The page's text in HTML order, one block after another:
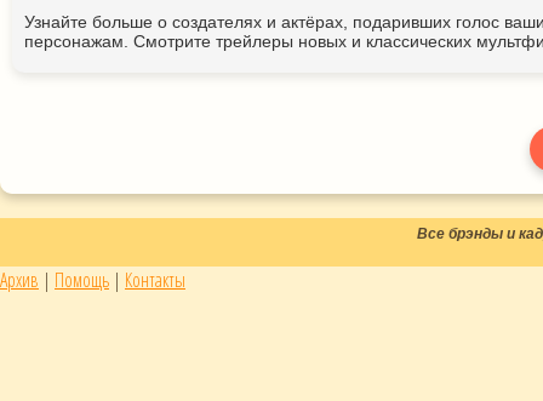
Узнайте больше о создателях и актёрах, подаривших голос
персонажам. Смотрите трейлеры новых и классических
Все брэнды и
Архив | Помощь | Контакты